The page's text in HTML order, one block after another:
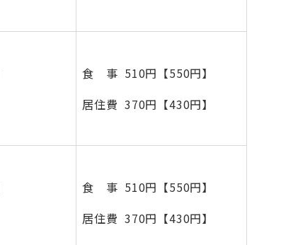
食 事 510円【550円】
居住費 370円【430円】
食 事 510円【550円】
居住費 370円【430円】